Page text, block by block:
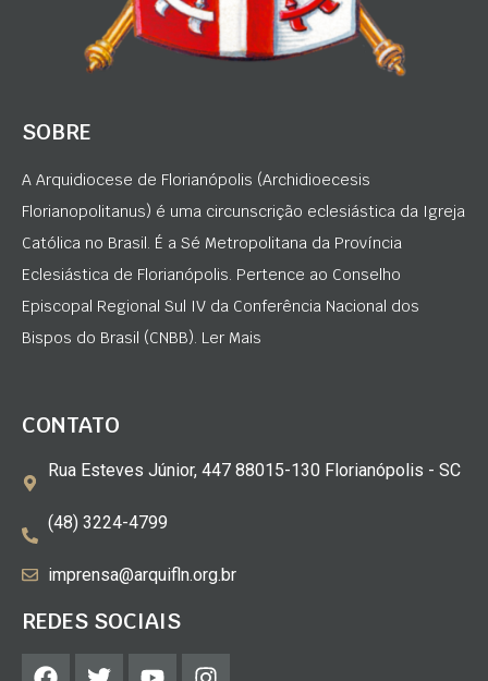
SOBRE
A Arquidiocese de Florianópolis (Archidioecesis
Florianopolitanus) é uma circunscrição eclesiástica da Igreja
Católica no Brasil. É a Sé Metropolitana da Província
Eclesiástica de Florianópolis. Pertence ao Conselho
Episcopal Regional Sul IV da Conferência Nacional dos
Bispos do Brasil (CNBB). Ler Mais
CONTATO
Rua Esteves Júnior, 447 88015-130 Florianópolis - SC
(48) 3224-4799
imprensa@arquifln.org.br
REDES SOCIAIS